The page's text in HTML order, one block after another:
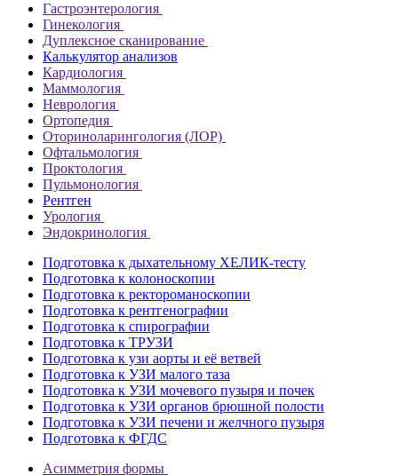
Гастроэнтерология
Гинекология
Дуплексное сканирование
Калькулятор анализов
Кардиология
Маммология
Неврология
Ортопедия
Оториноларингология (ЛОР)
Офтальмология
Проктология
Пульмонология
Рентген
Урология
Эндокринология
Подготовка к дыхательному ХЕЛИК-тесту
Подготовка к колоноскопии
Подготовка к ректороманоскопии
Подготовка к рентгенографии
Подготовка к спирографии
Подготовка к ТРУЗИ
Подготовка к узи аорты и её ветвей
Подготовка к УЗИ малого таза
Подготовка к УЗИ мочевого пузыря и почек
Подготовка к УЗИ органов брюшной полости
Подготовка к УЗИ печени и желчного пузыря
Подготовка к ФГДС
Асимметрия формы